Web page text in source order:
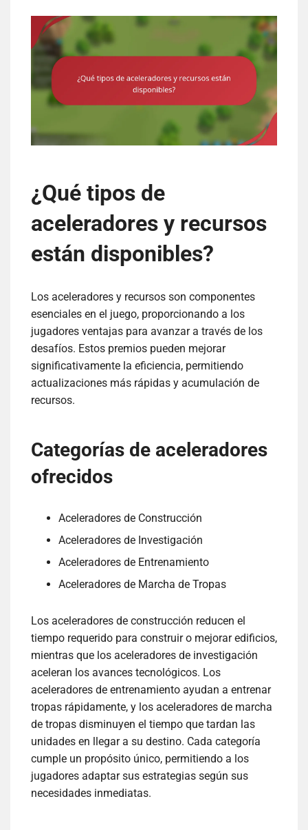
¿Qué tipos de
aceleradores y recursos
están disponibles?
Los aceleradores y recursos son componentes
esenciales en el juego, proporcionando a los
jugadores ventajas para avanzar a través de los
desafíos. Estos premios pueden mejorar
significativamente la eficiencia, permitiendo
actualizaciones más rápidas y acumulación de
recursos.
Categorías de aceleradores
ofrecidos
Aceleradores de Construcción
Aceleradores de Investigación
Aceleradores de Entrenamiento
Aceleradores de Marcha de Tropas
Los aceleradores de construcción reducen el
tiempo requerido para construir o mejorar edificios,
mientras que los aceleradores de investigación
aceleran los avances tecnológicos. Los
aceleradores de entrenamiento ayudan a entrenar
tropas rápidamente, y los aceleradores de marcha
de tropas disminuyen el tiempo que tardan las
unidades en llegar a su destino. Cada categoría
cumple un propósito único, permitiendo a los
jugadores adaptar sus estrategias según sus
necesidades inmediatas.